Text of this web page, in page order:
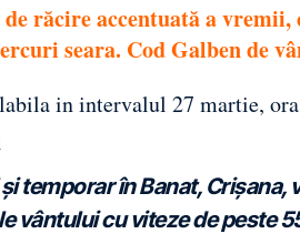
răcire accentuată a
seara. Cod Galben de
in intervalul 27 martie,
temporar în Banat, Crișana,
vântului cu viteze de peste